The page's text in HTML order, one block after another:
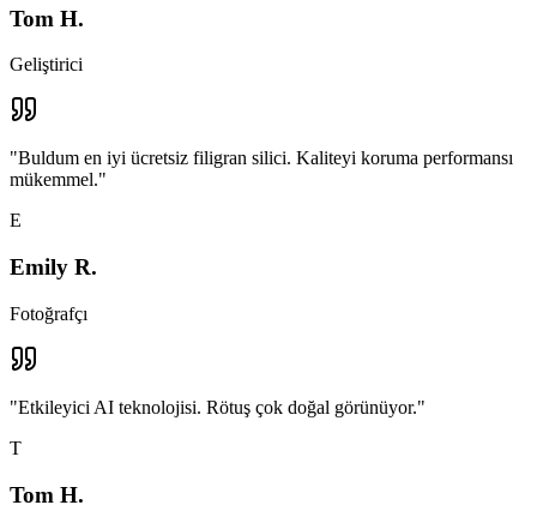
Tom H.
Geliştirici
"Buldum en iyi ücretsiz filigran silici. Kaliteyi koruma performansı
mükemmel."
E
Emily R.
Fotoğrafçı
"Etkileyici AI teknolojisi. Rötuş çok doğal görünüyor."
T
Tom H.